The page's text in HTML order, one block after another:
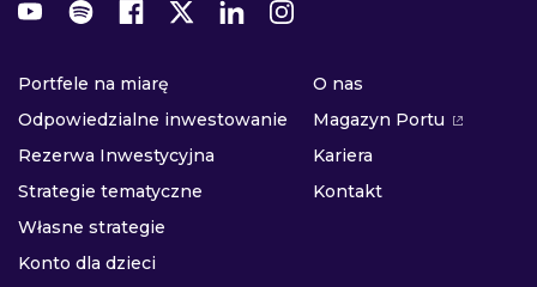
Portfele na miarę
Odpowiedzialne inwestowanie
Rezerwa Inwestycyjna
Strategie tematyczne
Własne strategie
Konto dla dzieci
O nas
Magazyn Portu
Kariera
Kontakt